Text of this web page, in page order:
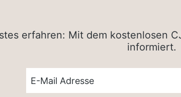
erfahren: Mit dem kostenlosen
informiert.